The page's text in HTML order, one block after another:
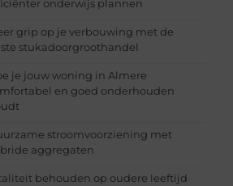
onderwijs plannen
grip op je verbouwing met de
stukadoorgroothandel
je jouw woning in Almere
en goed onderhouden
stroomvoorziening met
aggregaten
behouden op oudere leeftijd